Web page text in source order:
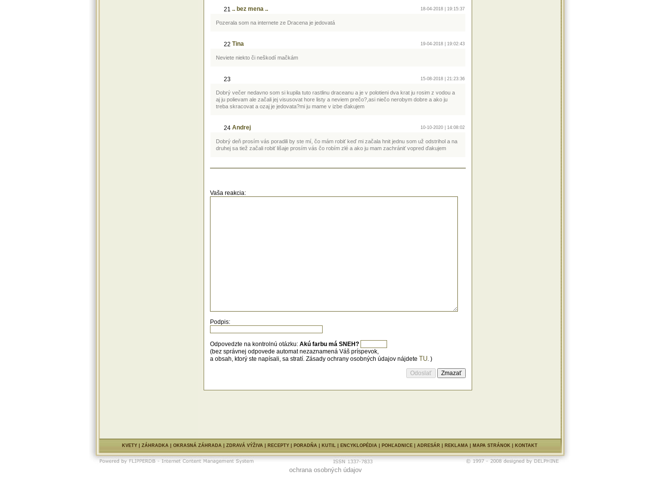
21 .. bez mena .. 18-04-2018 | 19:15:37
Pozerala som na internete ze Dracena je jedovatá
22 Tina 19-04-2018 | 19:02:43
Neviete niekto či neškodí mačkám
23 15-08-2018 | 21:23:36
Dobrý večer nedavno som si kupila tuto rastlinu draceanu a je v polotieni dva krat ju rosim z vodou a
aj ju polievam ale začali jej visusovat hore listy a neviem prečo?,asi niečo nerobym dobre a ako ju
treba skracovat a ozaj je jedovata?mi ju mame v izbe ďakujem
24 Andrej 10-10-2020 | 14:08:02
Dobrý deň prosím vás poradili by ste mí, čo mám robiť keď mi začala hnit jednu som už odstrihol a na
druhej sa tiež začali robiť lišaje prosím vás čo robím zlé a ako ju mam zachrániť vopred ďakujem
Vaša reakcia:
Podpis:
Odpovedzte na kontrolnú otázku: Akú farbu má SNEH?
(bez správnej odpovede automat nezaznamená Váš príspevok,
a obsah, ktorý ste napísali, sa stratí. Zásady ochrany osobných údajov nájdete TU. )
KVETY ZÁHRADKA OKRASNÁ ZÁHRADA ZDRAVÁ VÝŽIVA RECEPTY PORADŇA KUTIL ENCYKLOPÉDIA | POHĽADNICE | ADRESÁR REKLAMA MAPA STRÁNOK KONTAKT
ochrana osobných údajov